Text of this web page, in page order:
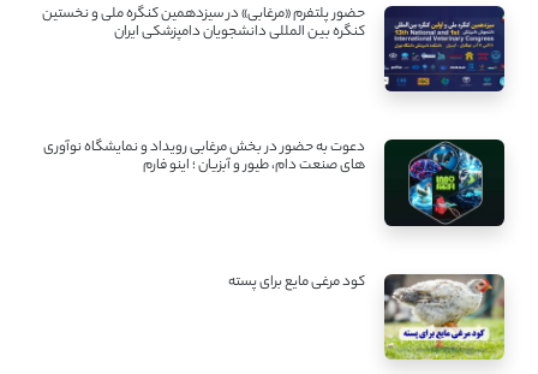
حضور پلتفرم «مرغابی» در سیزدهمین کنگره ملی و نخستین
کنگره بین ‌المللی دانشجویان دامپزشکی ایران
دعوت به حضور در بخش مرغابی رویداد و نمایشگاه نوآوری
های صنعت دام، طیور و آبزیان ؛ اینو فارم
کود مرغی مایع برای پسته